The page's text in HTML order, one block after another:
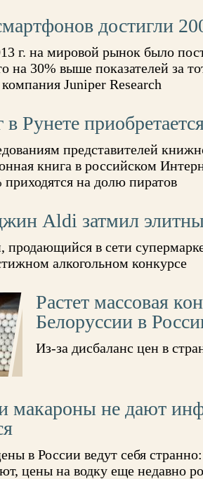
достигли
г. на мировой рынок было
на 30% выше показателей за
Juniper Research
в Рунете
представителей
книга в российском
приходятся на долю пиратов
Aldi затмил
в сети
алкогольном конкурсе
Растет массовая
Белоруссии в
Из-за дисбаланс цен в
макароны не дают
в России ведут себя
цены на водку еще недавно